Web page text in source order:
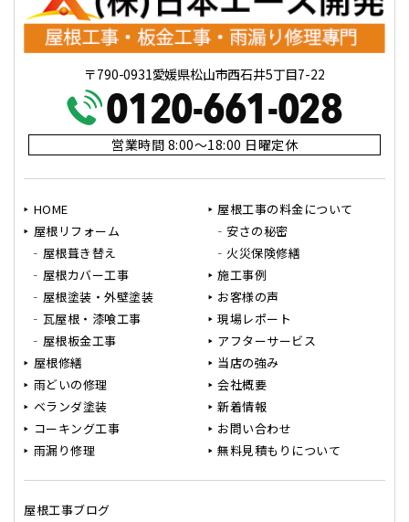
〒790-0931愛媛県松山市西石井5丁目7-22
営業時間 8:00～18:00 日曜定休
HOME
屋根リフォーム
屋根葺き替え
屋根カバー工事
屋根塗装・外壁塗装
瓦屋根・漆喰工事
屋根板金工事
屋根修繕
雨どいの修理
ベランダ塗装
コーキング工事
雨漏り修理
屋根工事の料金について
安さの秘密
火災保険修繕
施工事例
お客様の声
現場レポート
アフターサービス
当店の強み
会社概要
新着情報
お問い合わせ
無料見積もりについて
屋根工事ブログ